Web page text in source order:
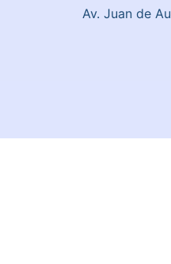
Av. Juan de